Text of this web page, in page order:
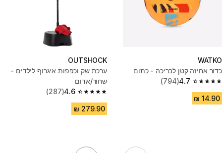
WATKO
כדור אחיזה קטן לבריכה - כתום
4.7
4.7 out of 5 stars from 794 reviews
(794)
OUTSHOCK
ערכת שק וכפפות איגרוף לילדים -
שחור/אדום
4.6
4.6 out of 5 stars from 287 reviews
(287)